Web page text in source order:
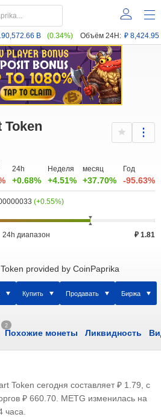
B (0.34%) Объём 24H: ₽ 8,424.95
Token
24h
+0.68%
Неделя
+4.51%
месяц
+37.70%
Год
-95.63%
(+0.55%)
24h диапазон ₽ 1.81
provided by CoinPaprika
Купить Продавать Биржа
2
Похожие монеты Ликвидность
Token сегодня составляет₽ 1.79 , с
₽ 660.70 . METG изменилась на
часа.